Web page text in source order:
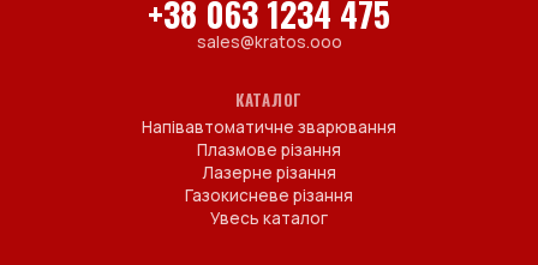
+38 063 1234 475
sales@kratos.ooo
КАТАЛОГ
Напівавтоматичне зварювання
Плазмове різання
Лазерне різання
Газокисневе різання
Увесь каталог